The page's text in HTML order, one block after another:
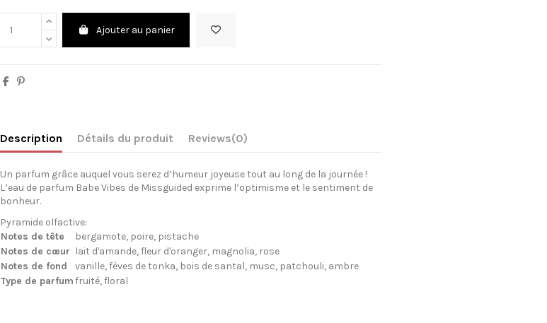
Ajouter au panier
Description Détails du produit Reviews(0)
Un parfum grâce auquel vous serez d’humeur joyeuse tout au long de la journée !
L’eau de parfum Babe Vibes de Missguided exprime l’optimisme et le sentiment de
bonheur.
Pyramide olfactive:
Notes de tête
bergamote, poire, pistache
Notes de cœur lait d'amande, fleur d'oranger, magnolia, rose
Notes de fond
vanille, fèves de tonka, bois de santal, musc, patchouli, ambre
Type de parfumfruité, floral